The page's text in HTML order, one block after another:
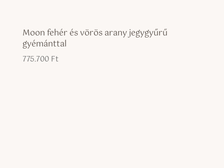
Moon fehér és vörös arany jegygyűrű
gyémánttal
775.700 Ft